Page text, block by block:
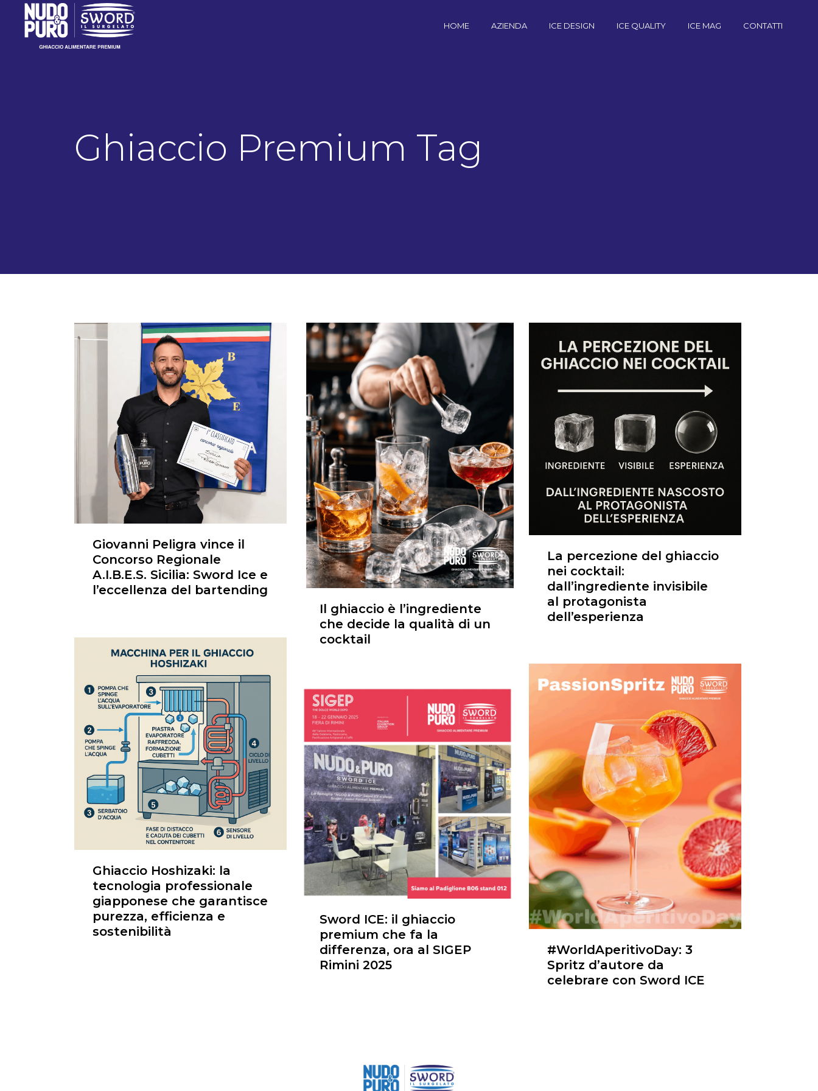
HOME AZIENDA ICE DESIGN ICE QUALITY ICE MAG CONTATTI
Ghiaccio Premium Tag
Giovanni Peligra vince il
Concorso Regionale
A.I.B.E.S. Sicilia: Sword Ice e
l’eccellenza del bartending
Il ghiaccio è l’ingrediente
che decide la qualità di un
cocktail
La percezione del ghiaccio
nei cocktail:
dall’ingrediente invisibile
al protagonista
dell’esperienza
Ghiaccio Hoshizaki: la
tecnologia professionale
giapponese che garantisce
purezza, efficienza e
sostenibilità
#WorldAperitivoDay: 3
Spritz d’autore da
celebrare con Sword ICE
Sword ICE: il ghiaccio
premium che fa la
differenza, ora al SIGEP
Rimini 2025